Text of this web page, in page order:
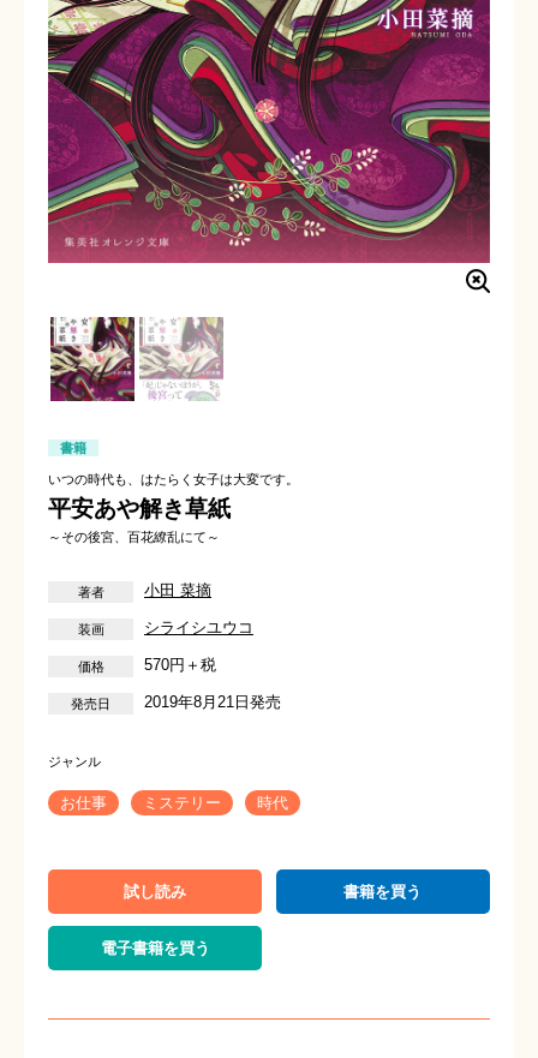
書籍
いつの時代も、はたらく女子は大変です。
平安あや解き草紙
～その後宮、百花繚乱にて～
小田 菜摘
シライシユウコ
570円＋税
2019年8月21日発売
お仕事 ミステリー 時代
試し読み 書籍を買う
電子書籍を買う